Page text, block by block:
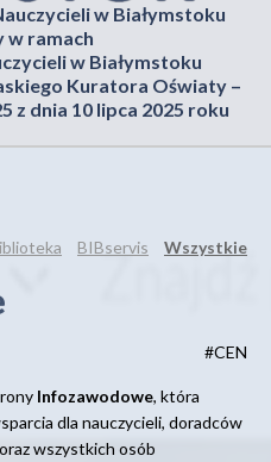
w Białymstoku
w ramach
w Białymstoku
Kuratora Oświaty –
z dnia 10 lipca 2025 roku
BIBservis Wszystkie
#CEN
Infozawodowe, która
dla nauczycieli, doradców
wszystkich osób